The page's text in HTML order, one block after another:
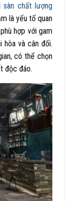
sàn chất lượng
là yếu tố quan
hợp với gam
và cân đối.
có thể chọn
độc đáo.